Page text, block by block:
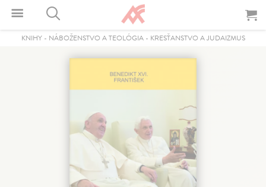
KNIHY- NÁBOŽENSTVO A TEOLÓGIA- KRESŤANSTVO A JUDAIZMUS